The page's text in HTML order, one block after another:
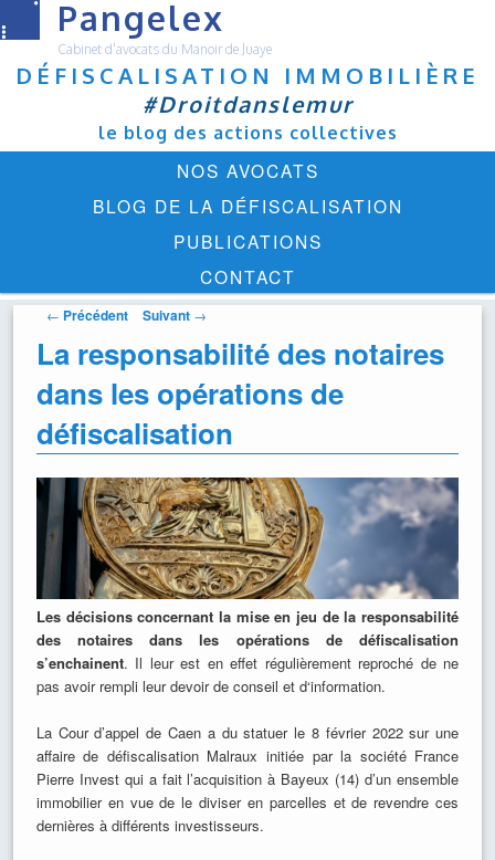
Pangelex
Cabinet d'avocats du Manoir de Juaye
DÉFISCALISATION IMMOBILIÈRE
#Droitdanslemur
le blog des actions collectives
NOS AVOCATS
BLOG DE LA DÉFISCALISATION
PUBLICATIONS
CONTACT
Navigation
articles
← Précédent Suivant →
La responsabilité des notaires
dans les opérations de
défiscalisation
Les décisions concernant la mise en jeu de la responsabilité
des notaires dans les opérations de défiscalisation
s’enchainent. Il leur est en effet régulièrement reproché de ne
pas avoir rempli leur devoir de conseil et d‘information.
La Cour d’appel de Caen a du statuer le 8 février 2022 sur une
affaire de défiscalisation Malraux initiée par la société France
Pierre Invest qui a fait l’acquisition à Bayeux (14) d’un ensemble
immobilier en vue de le diviser en parcelles et de revendre ces
dernières à différents investisseurs.